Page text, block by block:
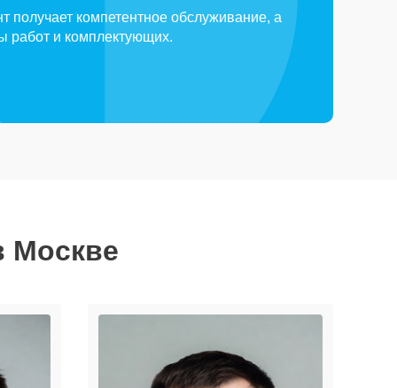
компетентное обслуживание, а
работ и комплектующих.
Москве